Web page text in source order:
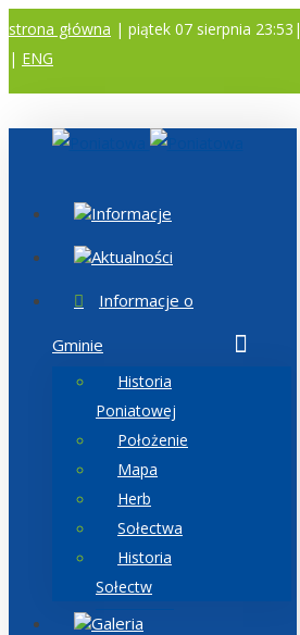
strona główna | piątek 07 sierpnia 23:53|
| ENG
Informacje
Aktualności
Informacje o
Gminie
Historia
Poniatowej
Położenie
Mapa
Herb
Sołectwa
Historia
Sołectw
Galeria